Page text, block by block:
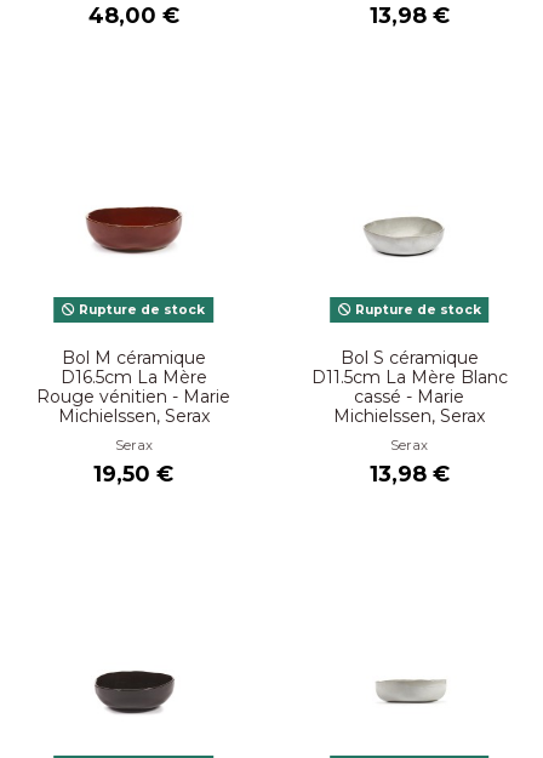
48,00 € 13,98 €
Rupture de stock
Bol M céramique
D16.5cm La Mère
Rouge vénitien - Marie
Michielssen, Serax
Serax
19,50 €
Rupture de stock
Bol S céramique
D11.5cm La Mère Blanc
cassé - Marie
Michielssen, Serax
Serax
13,98 €